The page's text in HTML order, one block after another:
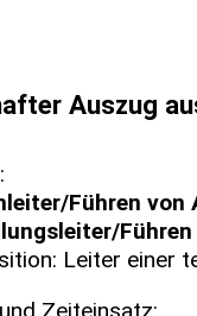
Auszug
Führen von
Leiter einer